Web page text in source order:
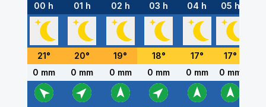
00 h 01 h 02 h 03 h 04 h 05 h
21° 20° 19° 18° 17° 17°
0 mm
0 mm 0 mm 0 mm 0 mm 0 mm